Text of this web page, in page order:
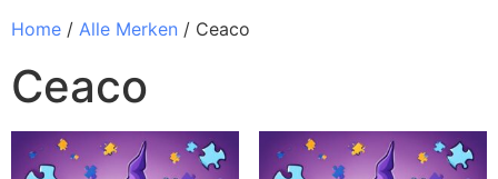
Home / Alle Merken / Ceaco
Ceaco